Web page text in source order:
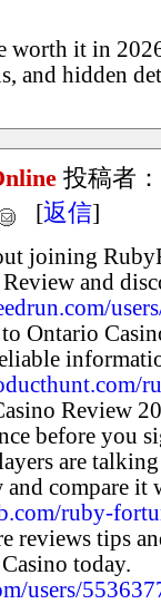
worth it in
and hidden
投稿者：
[返信]
joining
and
to Ontario
Review
before you
are
and compare
ruby-
reviews tips
today.
users/